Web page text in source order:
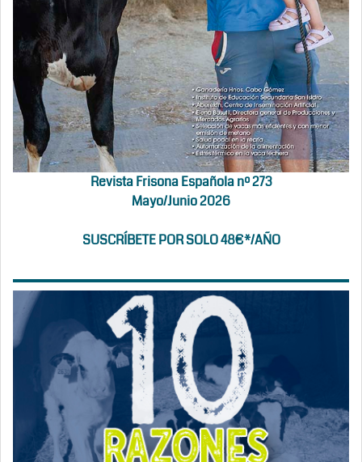
Revista Frisona Española nº 273
Mayo/Junio 2026
SUSCRÍBETE POR SOLO 48€*/AÑO